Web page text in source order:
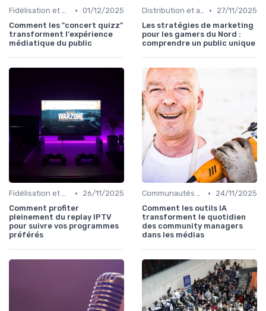
Fidélisation et engagement • 01/12/2025
Comment les "concert quizz"
transforment l'expérience
médiatique du public
Distribution et acquisition •
27/11/2025
Les stratégies de marketing
pour les gamers du Nord :
comprendre un public unique
Fidélisation et engagement •
26/11/2025
Comment profiter
pleinement du replay IPTV
pour suivre vos programmes
préférés
Communautés de lecteurs •
24/11/2025
Comment les outils IA
transforment le quotidien
des community managers
dans les médias